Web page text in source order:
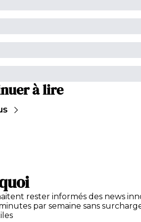
à lire
rester informés des news
par semaine sans